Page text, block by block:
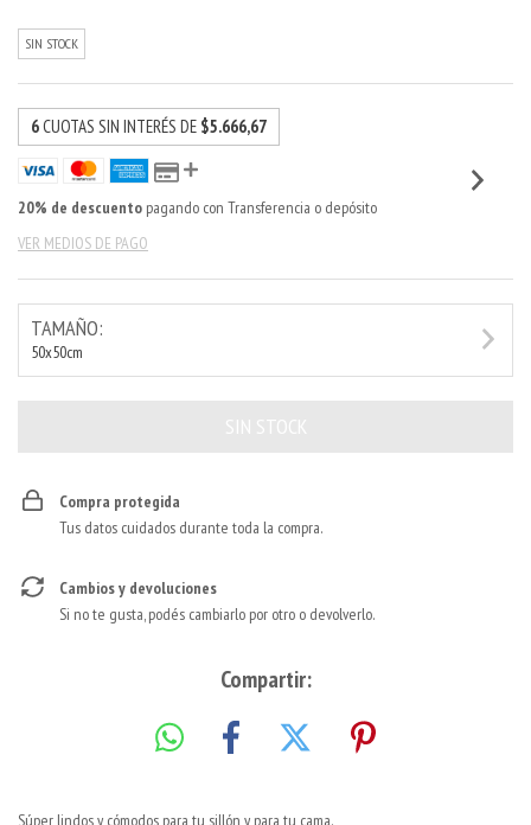
SIN STOCK
6CUOTAS SIN INTERÉS DE $5.666,67
20% de descuento pagando con Transferencia o depósito
VER MEDIOS DE PAGO
TAMAÑO:
50x50cm
Compra protegida
Tus datos cuidados durante toda la compra.
Cambios y devoluciones
Si no te gusta, podés cambiarlo por otro o devolverlo.
Compartir:
Súper lindos y cómodos para tu sillón y para tu cama.